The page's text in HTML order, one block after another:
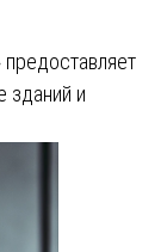
зданий и